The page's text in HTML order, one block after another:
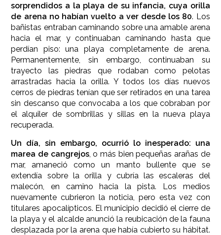
sorprendidos a la playa de su infancia, cuya orilla
de arena no habían vuelto a ver desde los 80. Los
bañistas entraban caminando sobre una amable arena
hacia el mar, y continuaban caminando hasta que
perdían piso: una playa completamente de arena.
Permanentemente, sin embargo, continuaban su
trayecto las piedras que rodaban como pelotas
arrastradas hacia la orilla. Y todos los días nuevos
cerros de piedras tenían que ser retirados en una tarea
sin descanso que convocaba a los que cobraban por
el alquiler de sombrillas y sillas en la nueva playa
recuperada.
Un día, sin embargo, ocurrió lo inesperado: una
marea de cangrejos, o más bien pequeñas arañas de
mar, amaneció como un manto bullente que se
extendía sobre la orilla y cubría las escaleras del
malecón, en camino hacia la pista. Los medios
nuevamente cubrieron la noticia, pero esta vez con
titulares apocalípticos. El municipio decidió el cierre de
la playa y el alcalde anunció la reubicación de la fauna
desplazada por la arena que había cubierto su hábitat.